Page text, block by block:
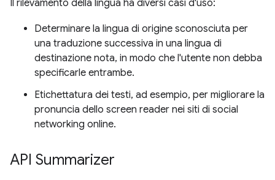
Il rilevamento della lingua ha diversi casi d'uso:
Determinare la lingua di origine sconosciuta per
una traduzione successiva in una lingua di
destinazione nota, in modo che l'utente non debba
specificarle entrambe.
Etichettatura dei testi, ad esempio, per migliorare la
pronuncia dello screen reader nei siti di social
networking online.
API Summarizer